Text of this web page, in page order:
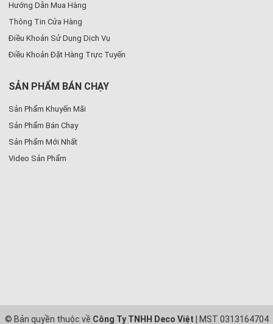
Hướng Dẫn Mua Hàng
Thông Tin Cửa Hàng
Điều Khoản Sử Dụng Dịch Vụ
Điều Khoản Đặt Hàng Trực Tuyến
SẢN PHẨM BÁN CHẠY
Sản Phẩm Khuyến Mãi
Sản Phẩm Bán Chạy
Sản Phẩm Mới Nhất
Video Sản Phẩm
© Bản quyền thuộc về Công Ty TNHH Deco Việt | MST 0313164704